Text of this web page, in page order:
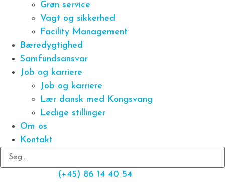
Grøn service
Vagt og sikkerhed
Facility Management
Bæredygtighed
Samfundsansvar
Job og karriere
Job og karriere
Lær dansk med Kongsvang
Ledige stillinger
Om os
Kontakt
(+45) 86 14 40 54